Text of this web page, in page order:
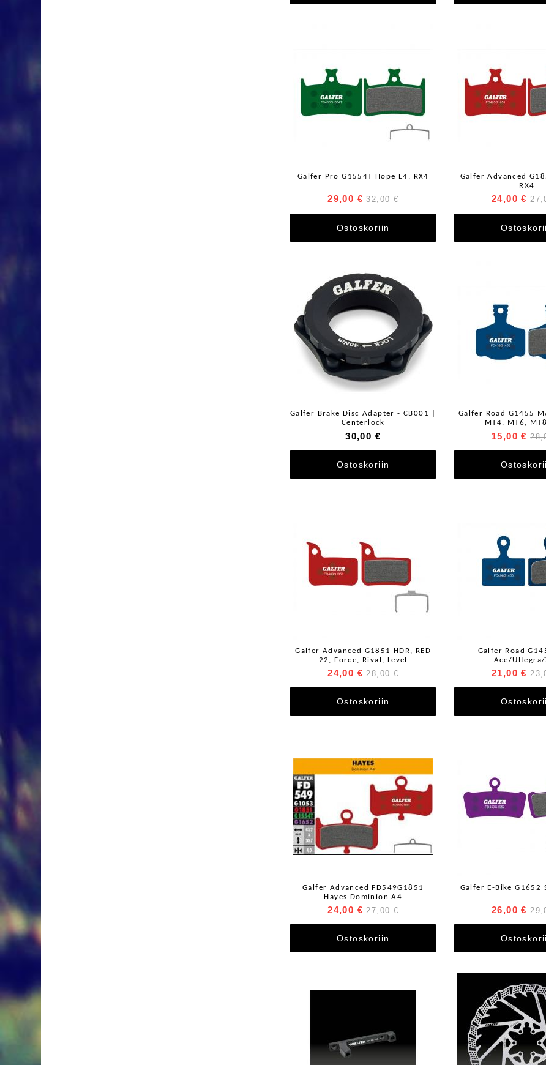
Galfer Pro G1554T Hope E4, RX4
29,00 € 32,00 €
Ostoskoriin
Galfer Advanced
RX4
24,00 €
Galfer Brake Disc Adapter - CB001 |
Centerlock
30,00 €
Ostoskoriin
Galfer Road G1455
MT4, MT6,
15,00 €
Galfer Advanced G1851 HDR, RED
22, Force, Rival, Level
24,00 € 28,00 €
Ostoskoriin
Galfer Road
Ace/Ultegra/
21,00 €
Galfer Advanced FD549G1851
Hayes Dominion A4
24,00 € 27,00 €
Ostoskoriin
Galfer E-Bike G1652
26,00 €